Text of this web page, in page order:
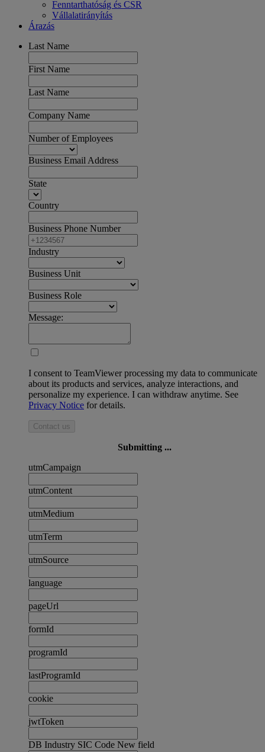
Fenntarthatóság és CSR
Vállalatirányítás
Árazás
Last Name
First Name
Last Name
Company Name
Number of Employees
Business Email Address
State
Country
Business Phone Number
Industry
Business Unit
Business Role
Message:
I consent to TeamViewer processing my data to communicate
about its products and services, analyze interactions, and
personalize my experience. I can withdraw anytime. See
Privacy Notice for details.
Contact us
Submitting ...
utmCampaign
utmContent
utmMedium
utmTerm
utmSource
language
pageUrl
formId
programId
lastProgramId
cookie
jwtToken
DB Industry SIC Code New field